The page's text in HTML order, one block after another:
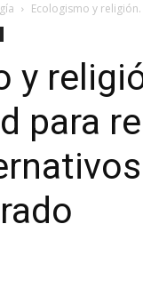
Ecologismo y
y
para